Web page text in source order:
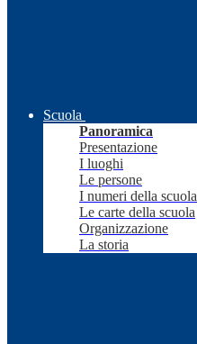
Scuola
Panoramica
Presentazione
I luoghi
Le persone
I numeri della scuola
Le carte della scuola
Organizzazione
La storia